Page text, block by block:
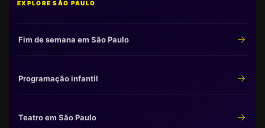
EXPLORE SÃO PAULO
Fim de semana em São Paulo
Programação infantil
Teatro em São Paulo